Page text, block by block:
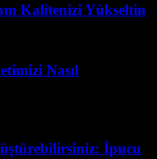
Kalitenizi Yükseltin
Nasıl
İpucu